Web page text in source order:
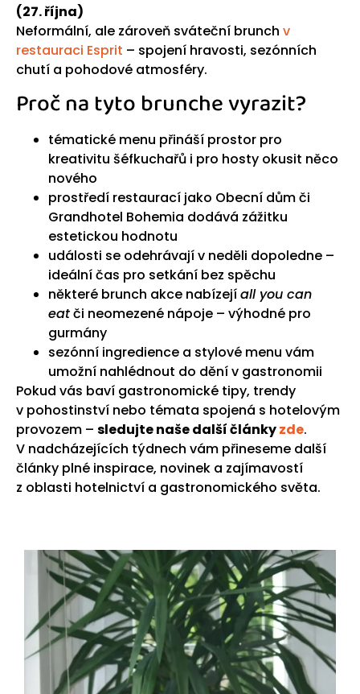
(27. října)
Neformální, ale zároveň sváteční brunch v
restauraci Esprit – spojení hravosti, sezónních
chutí a pohodové atmosféry.
Proč na tyto brunche vyrazit?
tématické menu přináší prostor pro
kreativitu šéfkuchařů i pro hosty okusit něco
nového
prostředí restaurací jako Obecní dům či
Grandhotel Bohemia dodává zážitku
estetickou hodnotu
události se odehrávají v neděli dopoledne –
ideální čas pro setkání bez spěchu
některé brunch akce nabízejíall you can
eatči neomezené nápoje – výhodné pro
gurmány
sezónní ingredience a stylové menu vám
umožní nahlédnout do dění v gastronomii
Pokud vás baví gastronomické tipy, trendy
v pohostinství nebo témata spojená s hotelovým
provozem – sledujte naše další článkyzde.
V nadcházejících týdnech vám přineseme další
články plné inspirace, novinek a zajímavostí
z oblasti hotelnictví a gastronomického světa.